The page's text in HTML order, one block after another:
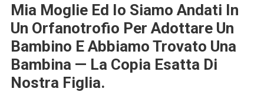
Mia Moglie Ed Io Siamo Andati In
Un Orfanotrofio Per Adottare Un
Bambino E Abbiamo Trovato Una
Bambina — La Copia Esatta Di
Nostra Figlia.